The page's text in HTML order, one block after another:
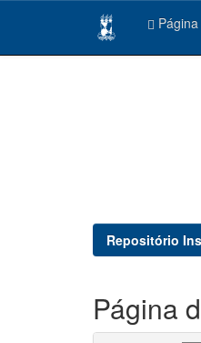
Repositório
Página